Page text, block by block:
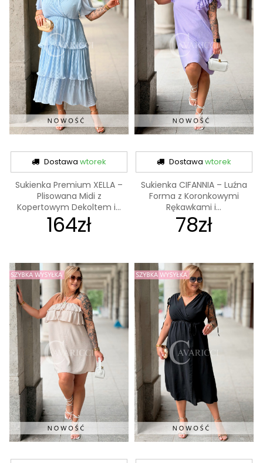
Dostawawtorek
Sukienka Premium XELLA –
Plisowana Midi z
Kopertowym Dekoltem i...
164zł
Dostawa wtorek
Sukienka CIFANNIA – Luźna
Forma z Koronkowymi
Rękawkami i...
78zł